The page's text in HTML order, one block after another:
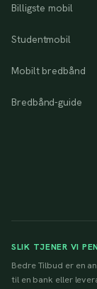
Billigste mobil
Studentmobil
Mobilt bredbånd
Bredbånd-guide
SLIK TJENER VI
Bedre Tilbud er en
til en bank eller